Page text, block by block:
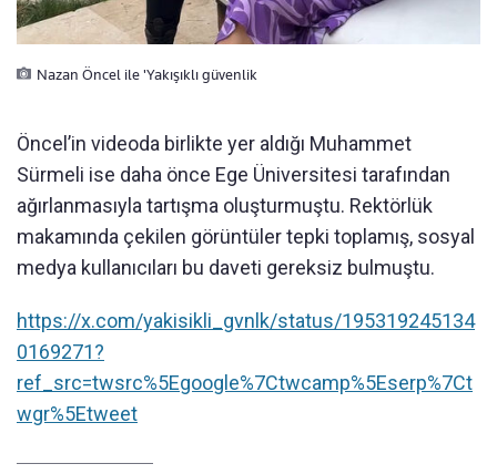
Nazan Öncel ile 'Yakışıklı güvenlik
Öncel’in videoda birlikte yer aldığı Muhammet
Sürmeli ise daha önce Ege Üniversitesi tarafından
ağırlanmasıyla tartışma oluşturmuştu. Rektörlük
makamında çekilen görüntüler tepki toplamış, sosyal
medya kullanıcıları bu daveti gereksiz bulmuştu.
https://x.com/yakisikli_gvnlk/status/195319245134
0169271?
ref_src=twsrc%5Egoogle%7Ctwcamp%5Eserp%7Ct
wgr%5Etweet